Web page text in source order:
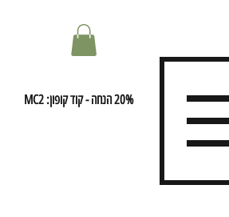
20% הנחה - קוד קופון: MC2